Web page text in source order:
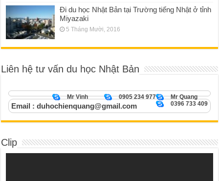
Đi du học Nhật Bản tại Trường tiếng Nhật ở tỉnh
Miyazaki
5 Tháng Mười, 2016
Liên hệ tư vấn du học Nhật Bản
Mr Quang
0905 234 977
Mr Vinh
0396 733 409
Email : duhochienquang@gmail.com
Clip